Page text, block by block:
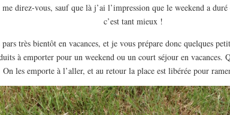
direz-vous, sauf que là j’ai l’impression que le weekend a
c’est tant mieux !
très bientôt en vacances, et je vous prépare donc quelques
à emporter pour un weekend ou un court séjour en vacances.
les emporte à l’aller, et au retour la place est libérée pour